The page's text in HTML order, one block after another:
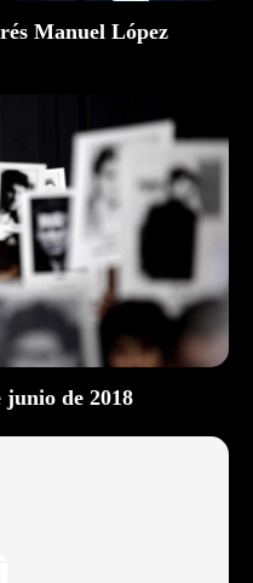
Manuel López
de 2018